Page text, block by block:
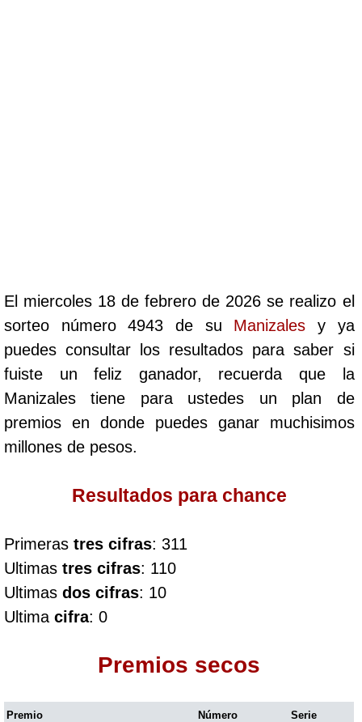
Cafeterito Noche
Caribeña Día
Caribeña Noche
Chontico Día
Chontico Noche
Culona día
Culona noche
Dorado Tarde
El miercoles 18 de febrero de 2026 se realizo el
sorteo número 4943 de su Manizales y ya
puedes consultar los resultados para saber si
fuiste un feliz ganador, recuerda que la
Manizales tiene para ustedes un plan de
premios en donde puedes ganar muchisimos
millones de pesos.
Resultados para chance
Primeras tres cifras: 311
Ultimas tres cifras: 110
Ultimas dos cifras: 10
Ultima cifra: 0
Premios secos
Premio Número Serie